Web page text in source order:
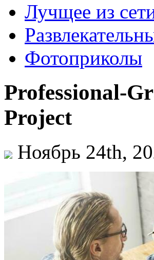
Лучщее из
Фотоприколы
Professional-
Project
Ноябрь 24th,